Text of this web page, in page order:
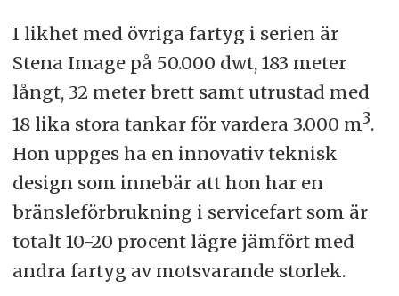
I likhet med övriga fartyg i serien är
Stena Image på 50.000 dwt, 183 meter
långt, 32 meter brett samt utrustad med
18 lika stora tankar för vardera 3.000 m3.
Hon uppges ha en innovativ teknisk
design som innebär att hon har en
bränsleförbrukning i servicefart som är
totalt 10-20 procent lägre jämfört med
andra fartyg av motsvarande storlek.